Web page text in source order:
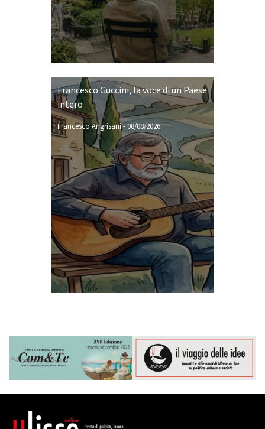
Francesco Guccini, la voce di un Paese
intero
Francesco Angrisani-08/08/2026